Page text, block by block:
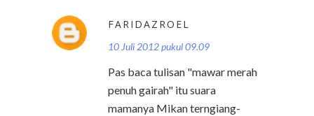
FARIDAZROEL
10 Juli 2012 pukul 09.09
Pas baca tulisan "mawar merah
penuh gairah" itu suara
mamanya Mikan terngiang-